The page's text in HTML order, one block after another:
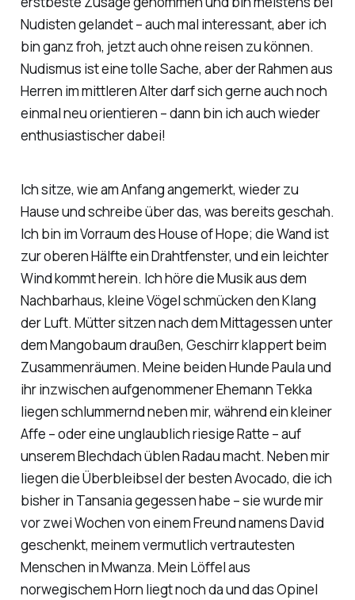
Nudisten gelandet – auch mal interessant, aber ich
bin ganz froh, jetzt auch ohne reisen zu können.
Nudismus ist eine tolle Sache, aber der Rahmen aus
Herren im mittleren Alter darf sich gerne auch noch
einmal neu orientieren – dann bin ich auch wieder
enthusiastischer dabei!
Ich sitze, wie am Anfang angemerkt, wieder zu
Hause und schreibe über das, was bereits geschah.
Ich bin im Vorraum desHouse of Hope; die Wand ist
zur oberen Hälfte ein Drahtfenster, und ein leichter
Wind kommt herein. Ich höre die Musik aus dem
Nachbarhaus, kleine Vögel schmücken den Klang
der Luft. Mütter sitzen nach dem Mittagessen unter
dem Mangobaum draußen, Geschirr klappert beim
Zusammenräumen. Meine beiden Hunde Paula und
ihr inzwischen aufgenommener Ehemann Tekka
liegen schlummernd neben mir, während ein kleiner
Affe – oder eine unglaublich riesige Ratte – auf
unserem Blechdach üblen Radau macht. Neben mir
liegen die Überbleibsel der besten Avocado, die ich
bisher in Tansania gegessen habe – sie wurde mir
vor zwei Wochen von einem Freund namens David
geschenkt, meinem vermutlich vertrautesten
Menschen in Mwanza. Mein Löffel aus
norwegischem Horn liegt noch da und das Opinel